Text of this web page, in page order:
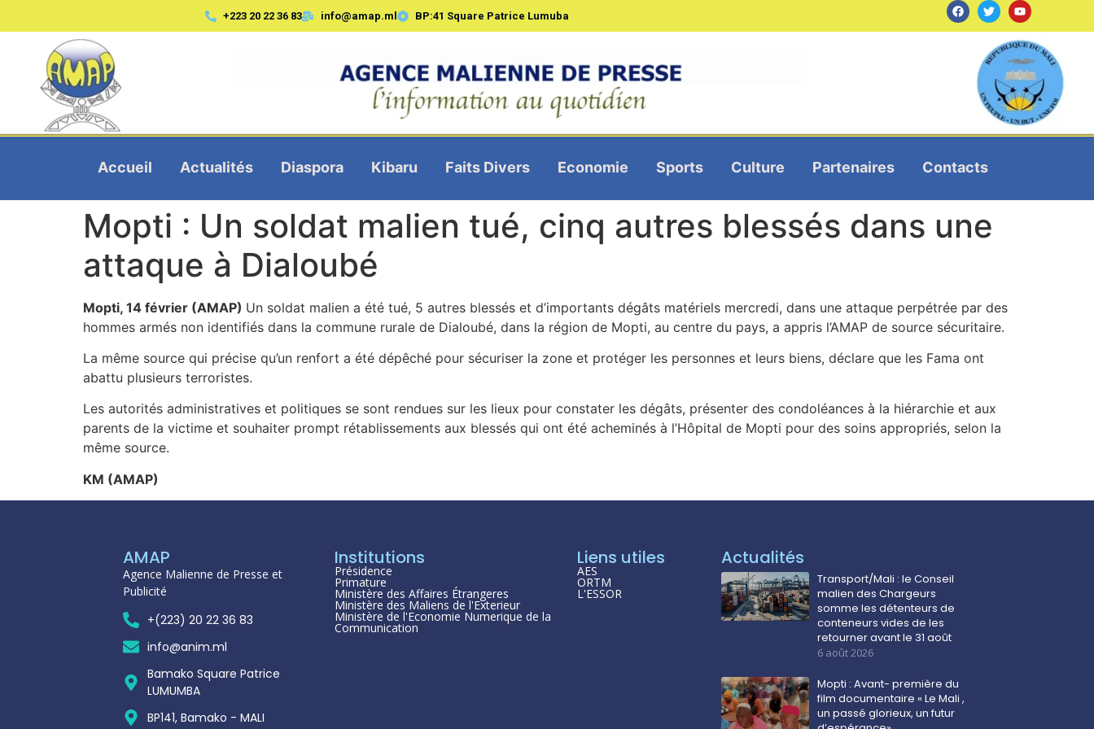
+223 20 22 36 83 info@amap.ml BP:41 Square Patrice Lumuba
Accueil Actualités Diaspora Kibaru Faits Divers Economie Sports Culture Partenaires Contacts
Mopti : Un soldat malien tué, cinq autres blessés dans une
attaque à Dialoubé
Mopti, 14 février (AMAP) Un soldat malien a été tué, 5 autres blessés et d’importants dégâts matériels mercredi, dans une attaque perpétrée par des
hommes armés non identifiés dans la commune rurale de Dialoubé, dans la région de Mopti, au centre du pays, a appris l’AMAP de source sécuritaire.
La même source qui précise qu’un renfort a été dépêché pour sécuriser la zone et protéger les personnes et leurs biens, déclare que les Fama ont
abattu plusieurs terroristes.
Les autorités administratives et politiques se sont rendues sur les lieux pour constater les dégâts, présenter des condoléances à la hiérarchie et aux
parents de la victime et souhaiter prompt rétablissements aux blessés qui ont été acheminés à l’Hôpital de Mopti pour des soins appropriés, selon la
même source.
KM (AMAP)
AMAP
Agence Malienne de Presse et
Publicité
+(223) 20 22 36 83
info@anim.ml
Bamako Square Patrice
LUMUMBA
BP141, Bamako - MALI
Institutions
Présidence
Primature
Ministère des Affaires Étrangeres
Ministère des Maliens de l'Exterieur
Ministère de l'Economie Numerique de la
Communication
Liens utiles
AES
ORTM
L'ESSOR
Actualités
Transport/Mali : le Conseil
malien des Chargeurs
somme les détenteurs de
conteneurs vides de les
retourner avant le 31 août
6 août 2026
Mopti : Avant- première du
film documentaire « Le Mali ,
un passé glorieux, un futur